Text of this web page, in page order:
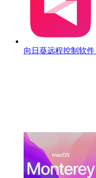
向日葵远程控制软件